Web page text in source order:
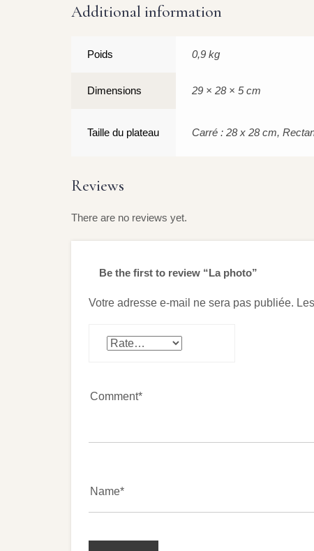
Additional information
Poids 0,9 kg
Dimensions 29 × 28 × 5 cm
Taille du plateau Carré : 28 x 28 cm,
Reviews
There are no reviews yet.
Be the first to review “La photo”
Votre adresse e-mail ne sera pas publiée.